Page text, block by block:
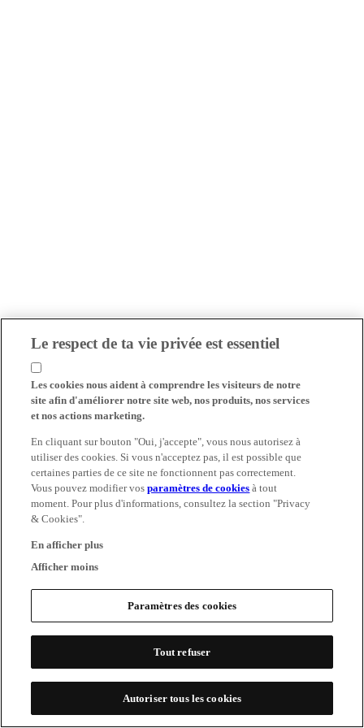
Le respect de ta vie privée est essentiel
Les cookies nous aident à comprendre les visiteurs de notre
site afin d'améliorer notre site web, nos produits, nos services
et nos actions marketing.
En cliquant sur bouton "Oui, j'accepte", vous nous autorisez à
utiliser des cookies. Si vous n'acceptez pas, il est possible que
certaines parties de ce site ne fonctionnent pas correctement.
Vous pouvez modifier vosparamètres de cookies à tout
moment. Pour plus d'informations, consultez la section "Privacy
& Cookies".
En afficher plus
Afficher moins
Paramètres des cookies
Tout refuser
Autoriser tous les cookies